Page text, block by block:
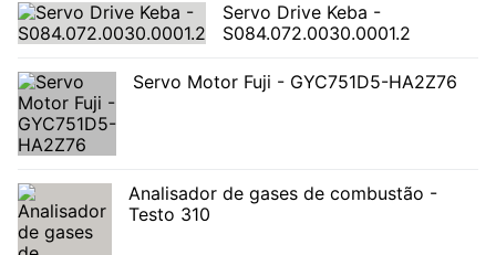
Servo Drive Keba -
S084.072.0030.0001.2
Servo Motor Fuji - GYC751D5-HA2Z76
Analisador de gases de combustão -
Testo 310